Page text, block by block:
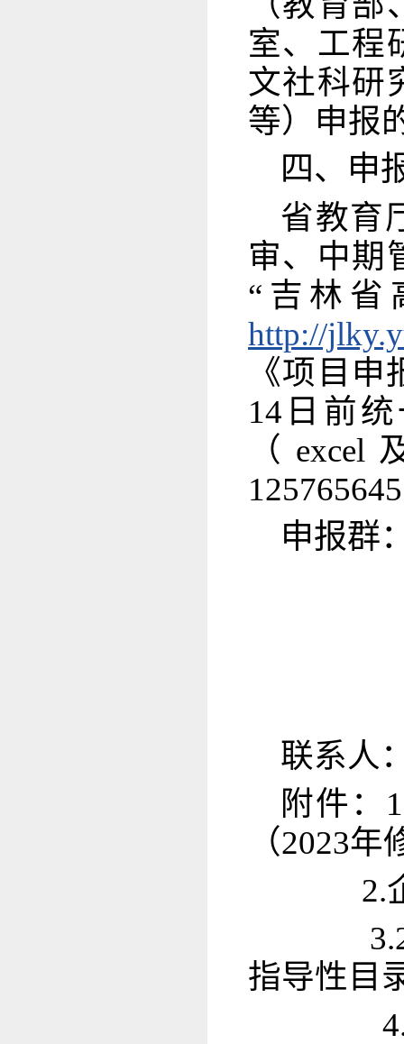
室、工程
文社科研
等）申报
四、申
省教育
审、中期
“吉林省
http://
《项目
14日前
（
申报群
联系人
附件：
（2023
2.企
指导性目
4.吉